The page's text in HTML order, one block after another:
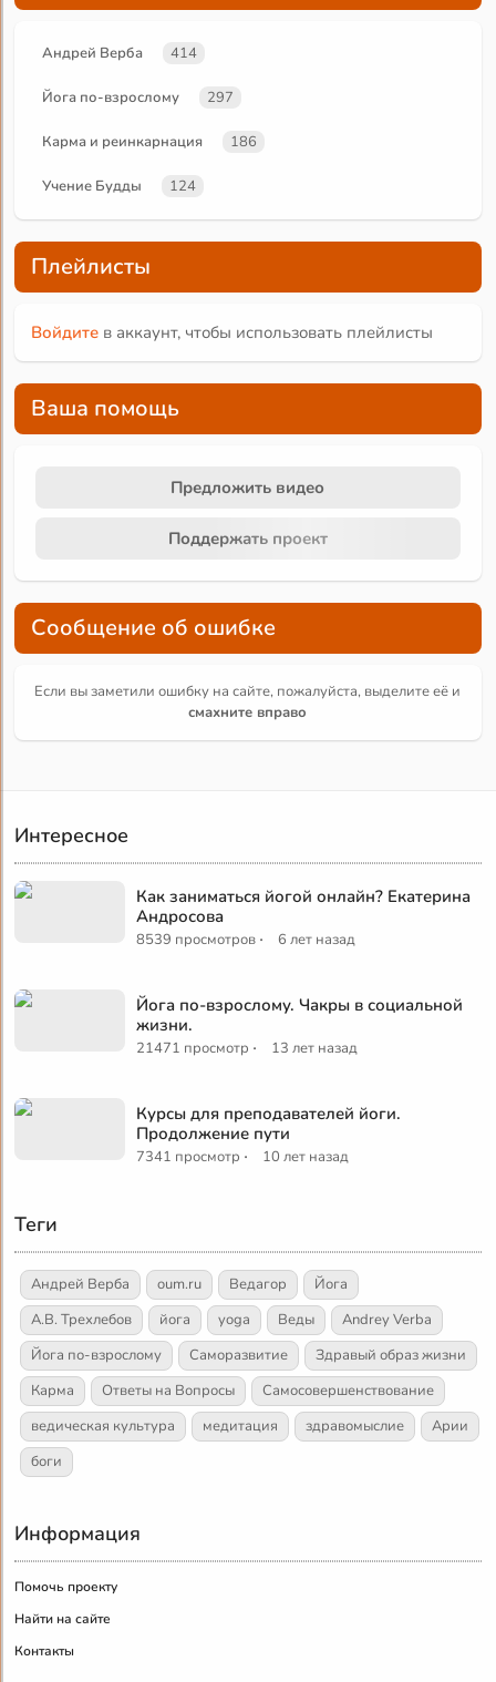
Андрей Верба 414
Йога по-взрослому 297
Карма и реинкарнация 186
Учение Будды 124
Плейлисты
Войдите в аккаунт, чтобы использовать плейлисты
Ваша помощь
Предложить видео
Поддержать проект
Сообщение об ошибке
Если вы заметили ошибку на сайте, пожалуйста, выделите её и
смахните вправо
Интересное
Как заниматься йогой онлайн? Екатерина
Андросова
8539 просмотров · 6 лет назад
Йога по-взрослому. Чакры в социальной
жизни.
21471 просмотр · 13 лет назад
Курсы для преподавателей йоги.
Продолжение пути
7341 просмотр · 10 лет назад
Теги
Андрей Верба oum.ru Ведагор
Йога
А.В. Трехлебов
йога yoga Веды
Andrey Verba
Йога по-взрослому
Саморазвитие
Здравый образ жизни
Карма
Ответы на Вопросы
Самосовершенствование
ведическая культура
медитация здравомыслие
Арии
боги
Информация
Помочь проекту
Найти на сайте
Контакты